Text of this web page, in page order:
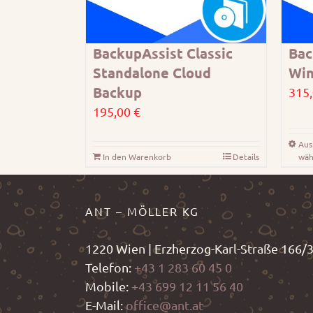
BackupAssist Classic
Standalone Cloud
Backup
195,00€
In den Warenkorb Details
ANT – MÖLLER KG
1220 Wien | Erzherzog-Karl-Straße 166/
Telefon: +43 1 283 60 45 0
Mobile: +43 699 12 11 56 40
E-Mail:office@ant.at